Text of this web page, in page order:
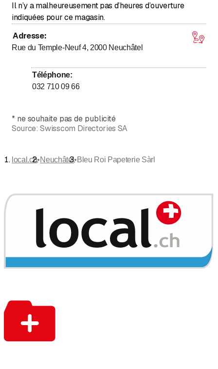
Il n’y a malheureusement pas d’heures d’ouverture
indiquées pour ce magasin.
Adresse:
Rue du Temple-Neuf 4, 2000 Neuchâtel
Téléphone:
032 710 09 66
* ne souhaite pas de publicité
Source: Swisscom Directories SA
local.ch•Neuchâtel•Bleu Roi Papeterie Sàrl